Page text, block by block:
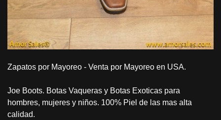
Zapatos por Mayoreo - Venta por Mayoreo en USA.
Joe Boots. Botas Vaqueras y Botas Exoticas para
hombres, mujeres y niños. 100% Piel de las mas alta
calidad.